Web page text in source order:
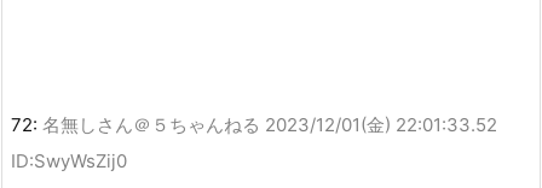
72: 名無しさん＠５ちゃんねる 2023/12/01(金) 22:01:33.52
ID:SwyWsZij0